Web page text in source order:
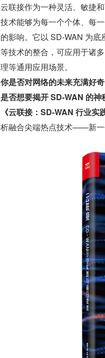
云联接作为一种灵活、敏捷
技术能够为每一个个体、每
的影响。它以 SD-WAN 为
等技术的整合，可应用于诸
理等通用应用场景。
你是否对网络的未来充满好
是否想要揭开 SD-WAN 的神
《云联接：SD-WAN 行业实
析融合尖端热点技术——新一